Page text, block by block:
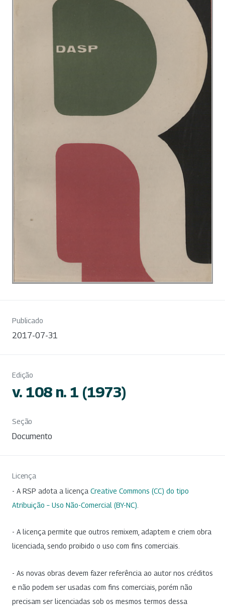
Publicado
2017-07-31
Edição
v. 108 n. 1 (1973)
Seção
Documento
Licença
- A RSP adota a licença Creative Commons (CC) do tipo
Atribuição – Uso Não-Comercial (BY-NC)
- A licença permite que outros remixem, adaptem e criem obra
licenciada, sendo proibido o uso com fins comerciais.
- As novas obras devem fazer referência ao autor nos créditos
e não podem ser usadas com fins comerciais, porém não
precisam ser licenciadas sob os mesmos termos dessa